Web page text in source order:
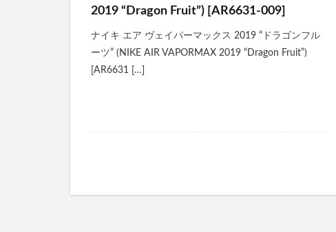
2019 “Dragon Fruit”) [AR6631-009]
ナイキ エア ヴェイパーマックス 2019 “ドラゴンフル
ーツ” (NIKE AIR VAPORMAX 2019 “Dragon Fruit”)
[AR6631 […]